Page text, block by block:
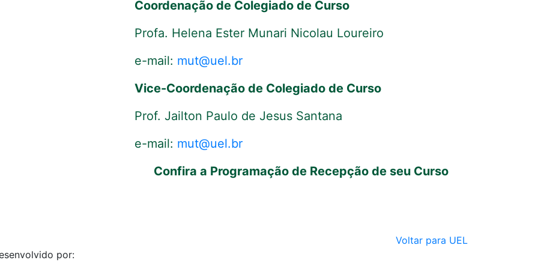
Coordenação de Colegiado de Curso
Profa. Helena Ester Munari Nicolau Loureiro
e-mail: mut@uel.br
Vice-Coordenação de Colegiado de Curso
Prof. Jailton Paulo de Jesus Santana
e-mail: mut@uel.br
Confira a Programação de Recepção de seu Curso
por:
Voltar para UEL